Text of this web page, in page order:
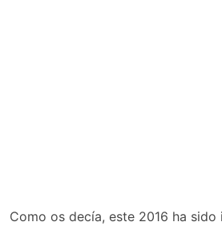
Como os decía, este 2016 ha